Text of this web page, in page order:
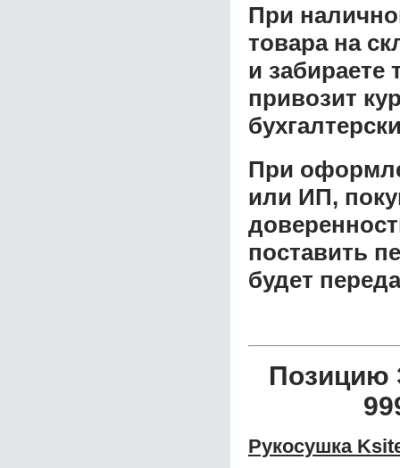
При
товара на
и забираете
привозит
При
или ИП,
поставить
будет
Позицию
Рукосушка